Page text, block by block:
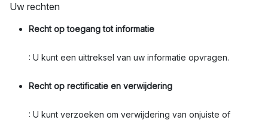
Uw rechten
Recht op toegang tot informatie
: U kunt een uittreksel van uw informatie opvragen.
Recht op rectificatie en verwijdering
: U kunt verzoeken om verwijdering van onjuiste of